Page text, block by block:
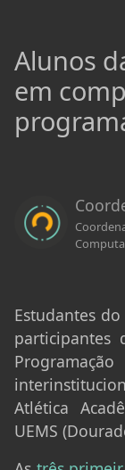
Alunos
em
Estudantes
participantes
Programação
Atlética
UEMS